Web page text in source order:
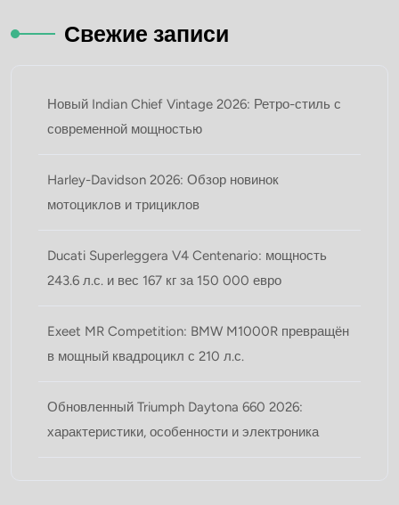
Свежие записи
Новый Indian Chief Vintage 2026: Ретро-стиль с
современной мощностью
Harley-Davidson 2026: Обзор новинок
мотоциклoв и трициклов
Ducati Superleggera V4 Centenario: мощность
243.6 л.с. и вес 167 кг за 150 000 евро
Exeet MR Competition: BMW M1000R превращён
в мощный квадроцикл с 210 л.с.
Обновленный Triumph Daytona 660 2026:
характеристики, особенности и электроника